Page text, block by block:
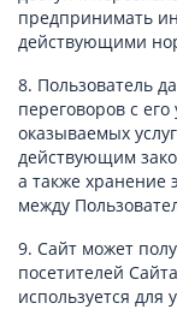
предпринимать
действующими
8. Пользователь
переговоров с
оказываемых
действующим
а также хранение
между
9. Сайт может
посетителей
используется для